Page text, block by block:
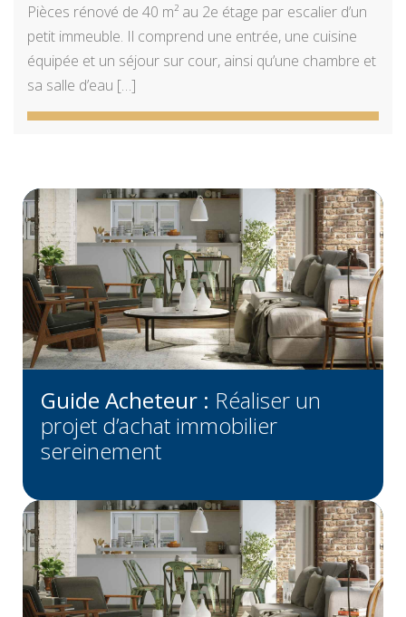
Pièces rénové de 40 m² au 2e étage par escalier d’un
petit immeuble. Il comprend une entrée, une cuisine
équipée et un séjour sur cour, ainsi qu’une chambre et
sa salle d’eau […]
Guide Acheteur : Réaliser un
projet d’achat immobilier
sereinement